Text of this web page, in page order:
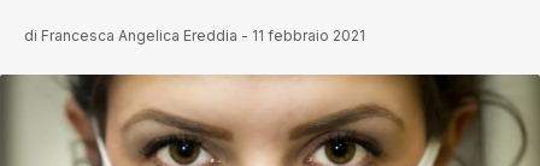
di Francesca Angelica Ereddia - 11 febbraio 2021